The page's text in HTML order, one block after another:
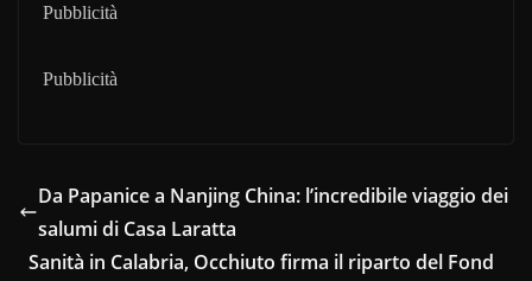
Pubblicità
Pubblicità
Da Papanice a Nanjing China: l’incredibile viaggio dei
salumi di Casa Laratta
Sanità in Calabria, Occhiuto firma il riparto del Fond